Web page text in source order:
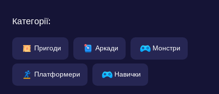
Категорії:
Пригоди Аркади Монстри
Платформери Навички